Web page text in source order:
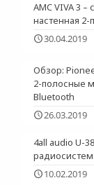
AMC VIVA 3
настенная 2-
30.04.2019
Обзор:
2-полосные
Bluetooth
26.03.2019
4all audio U-
10.02.2019